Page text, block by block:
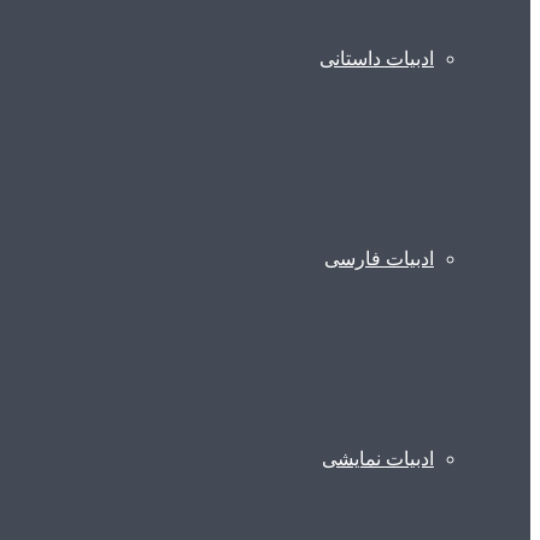
ادبیات داستانی
ادبیات فارسی
ادبیات نمایشی